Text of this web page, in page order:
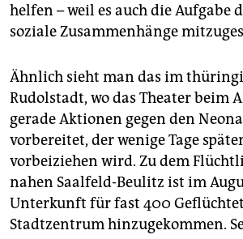
helfen – weil es auch die Aufgabe
soziale Zusammenhänge
Ähnlich sieht man das im
Rudolstadt, wo das Theater beim
gerade Aktionen gegen den
vorbereitet, der wenige Tage
vorbeiziehen wird. Zu dem
nahen Saalfeld-Beulitz ist im
Unterkunft für fast 400
Stadtzentrum hinzugekommen.